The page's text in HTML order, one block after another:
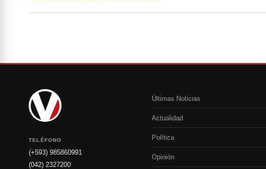
TELÉFONO
(+593) 985860991
(042) 2327200
Últimas Noticias
Actualidad
Política
Opinión